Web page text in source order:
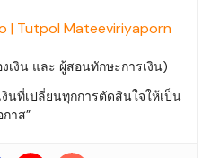
| Tutpol Mateeviriyaporn
เงิน และ ผู้สอนทักษะการเงิน)
นที่เปลี่ยนทุกการตัดสินใจให้เป็น
กาส”